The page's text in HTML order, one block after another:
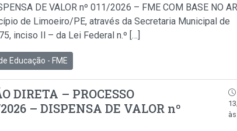
DE VALOR nº 011/2026 – FME COM BASE NO
de Limoeiro/PE, através da Secretaria Municipal de
inciso Il – da Lei Federal n.º […]
Educação - FME
DIRETA – PROCESSO
– DISPENSA DE VALOR nº